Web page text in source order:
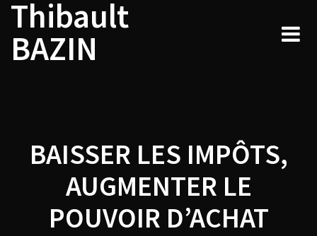
Skip
content
Thibault
BAZIN
BAISSER LES IMPÔTS,
AUGMENTER LE
POUVOIR D’ACHAT
Navigation
de